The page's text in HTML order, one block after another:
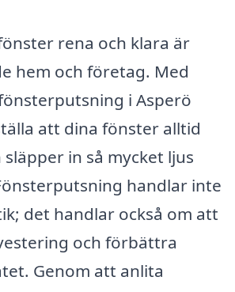
rena och klara är
hem och företag. Med
i Asperö
att dina fönster alltid
in så mycket ljus
handlar inte
det handlar också om att
och förbättra
Genom att anlita